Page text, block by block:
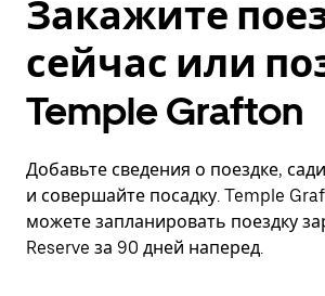
Закажите
сейчас или
Temple Grafton
Добавьте сведения о поездке,
и совершайте посадку. Temple
можете запланировать поездку
Reserve за 90 дней наперед.